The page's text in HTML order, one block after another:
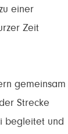
einer
Zeit
gemeinsam
Strecke
begleitet und